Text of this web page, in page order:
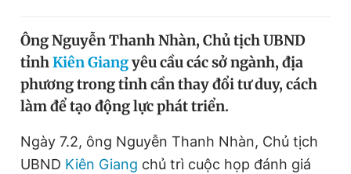
Video Magazine
Sản phẩm khác
Tiện ích Bạn cần biết
Ông Nguyễn Thanh Nhàn, Chủ tịch UBND
tỉnhKiên Giangyêu cầu các sở ngành, địa
phương trong tỉnh cần thay đổi tư duy, cách
làm để tạo động lực phát triển.
Ngày 7.2, ông Nguyễn Thanh Nhàn, Chủ tịch
UBND Kiên Giang chủ trì cuộc họp đánh giá